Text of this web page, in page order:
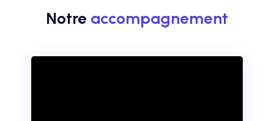
Notre accompagnement